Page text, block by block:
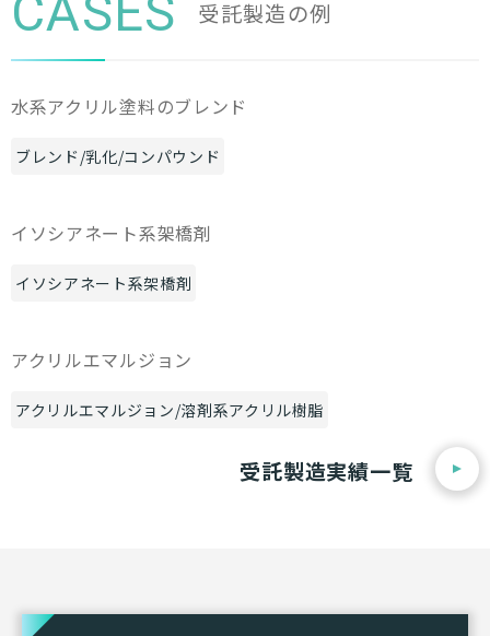
CASES 受託製造の例
受託製造実績一覧
水系アクリル塗料のブレンド
ブレンド/乳化/コンパウンド
イソシアネート系架橋剤
イソシアネート系架橋剤
アクリルエマルジョン
アクリルエマルジョン/溶剤系アクリル樹脂